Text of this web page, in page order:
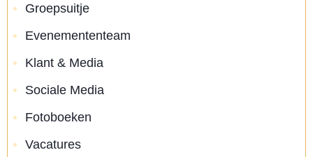
Groepsuitje
Evenemententeam
Klant & Media
Sociale Media
Fotoboeken
Vacatures